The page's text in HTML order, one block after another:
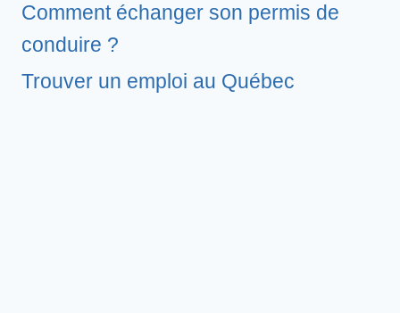
Comment échanger son permis de
conduire ?
Trouver un emploi au Québec